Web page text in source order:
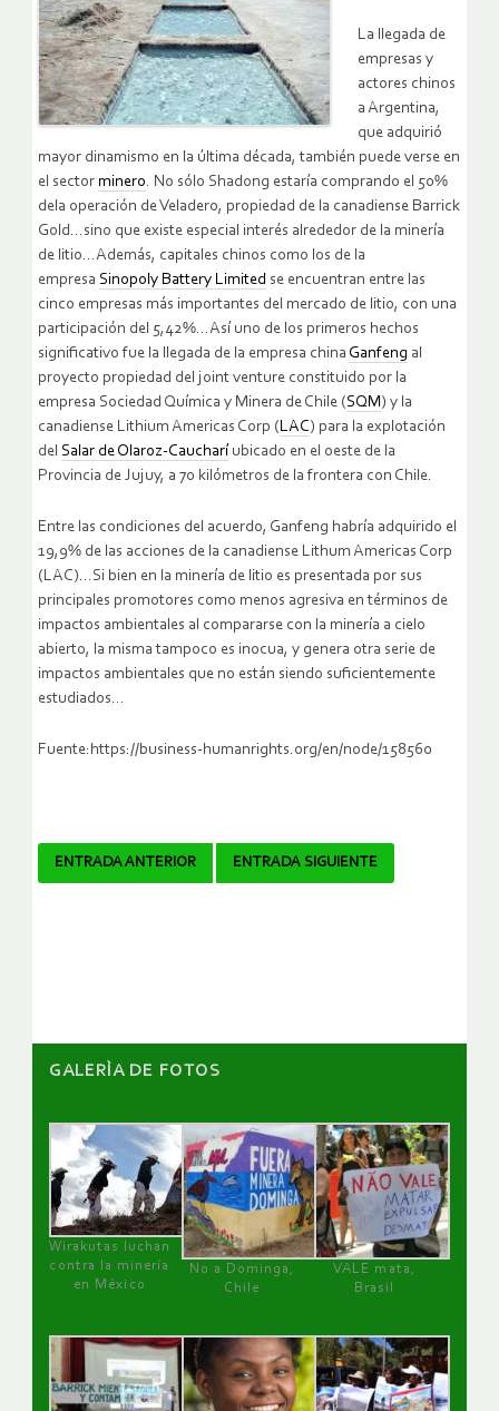
La llegada de
empresas y
actores chinos
a Argentina,
que adquirió
mayor dinamismo en la última década, también puede verse en
el sector minero. No sólo Shadong estaría comprando el 50%
dela operación de Veladero, propiedad de la canadiense Barrick
Gold…sino que existe especial interés alrededor de la minería
de litio…Además, capitales chinos como los de la
empresa Sinopoly Battery Limited se encuentran entre las
cinco empresas más importantes del mercado de litio, con una
participación del 5,42%…Así uno de los primeros hechos
significativo fue la llegada de la empresa china Ganfeng al
proyecto propiedad del joint venture constituido por la
empresa Sociedad Química y Minera de Chile (SQM) y la
canadiense Lithium Americas Corp (LAC) para la explotación
del Salar de Olaroz-Caucharí ubicado en el oeste de la
Provincia de Jujuy, a 70 kilómetros de la frontera con Chile.
Entre las condiciones del acuerdo, Ganfeng habría adquirido el
19,9% de las acciones de la canadiense Lithum Americas Corp
(LAC)…Si bien en la minería de litio es presentada por sus
principales promotores como menos agresiva en términos de
impactos ambientales al compararse con la minería a cielo
abierto, la misma tampoco es inocua, y genera otra serie de
impactos ambientales que no están siendo suficientemente
estudiados…
Fuente:https://business-humanrights.org/en/node/158560
Navegador
ENTRADA ANTERIOR ENTRADA SIGUIENTE
GALERÌA DE FOTOS
Wirakutas luchan
contra la minería
en México
No a Dominga,
Chile
VALE mata,
Brasil